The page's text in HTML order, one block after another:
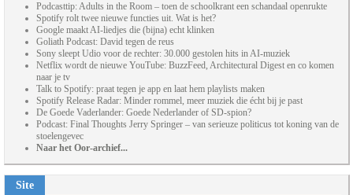
Podcasttip: Adults in the Room – toen de schoolkrant een schandaal openrukte
Spotify rolt twee nieuwe functies uit. Wat is het?
Google maakt AI-liedjes die (bijna) echt klinken
Goliath Podcast: David tegen de reus
Sony sleept Udio voor de rechter: 30.000 gestolen hits in AI-muziek
Netflix wordt de nieuwe YouTube: BuzzFeed, Architectural Digest en co komen
naar je tv
Talk to Spotify: praat tegen je app en laat hem playlists maken
Spotify Release Radar: Minder rommel, meer muziek die écht bij je past
De Goede Vaderlander: Goede Nederlander of SD-spion?
Podcast: Final Thoughts Jerry Springer – van serieuze politicus tot koning van de
stoelengevec
Naar het Oor-archief...
Site